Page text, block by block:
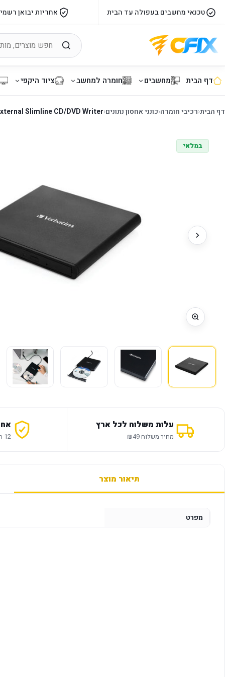
טכנאי מחשבים בעפולה עד הבית אחריות יבואן רשמי
דף הבית מחשבים חומרה למחשב ציוד היקפי
דף הבית‹רכיבי חומרה‹כונני אחסון נתונים‹
Slimline CD/DVD Writer
במלאי
עלות משלוח לכל ארץ
מחיר משלוח ₪49 12 חודשי אחריות
תיאור מוצר
מפרט